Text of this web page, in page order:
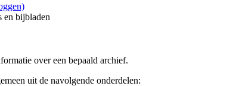
en bijbladen
over een bepaald archief.
uit de navolgende onderdelen: